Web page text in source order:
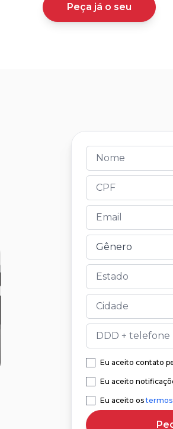
Peça já o seu
Eu aceito contato
Eu aceito
Eu aceito os termos